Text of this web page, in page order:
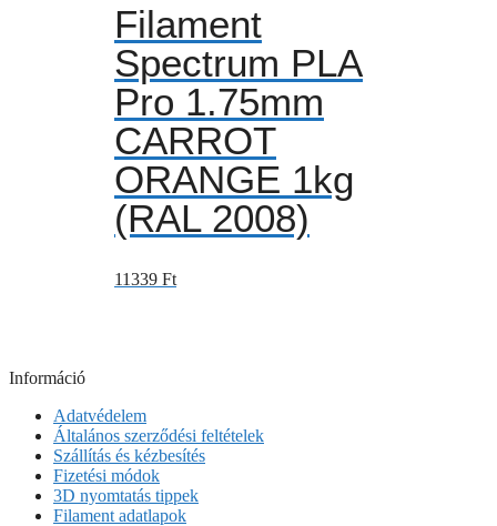
Filament
Spectrum PLA
Pro 1.75mm
CARROT
ORANGE 1kg
(RAL 2008)
11339 Ft
Információ
Adatvédelem
Általános szerződési feltételek
Szállítás és kézbesítés
Fizetési módok
3D nyomtatás tippek
Filament adatlapok